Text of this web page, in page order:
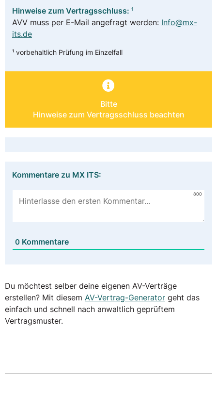
Hinweise zum Vertragsschluss: ¹
AVV muss per E-Mail angefragt werden: Info@mx-
its.de
¹ vorbehaltlich Prüfung im Einzelfall
Bitte
Hinweise zum Vertragsschluss beachten
Kommentare zu MX ITS:
800
0 Kommentare
Du möchtest selber deine eigenen AV-Verträge
erstellen? Mit diesem AV-Vertrag-Generator geht das
einfach und schnell nach anwaltlich geprüftem
Vertragsmuster.